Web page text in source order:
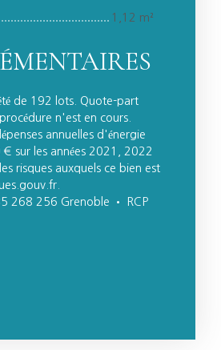
1,12 m²
de 192 lots. Quote-part
n'est en cours.
annuelles d'énergie
sur les années 2021, 2022
risques auxquels ce bien est
268 256 Grenoble • RCP